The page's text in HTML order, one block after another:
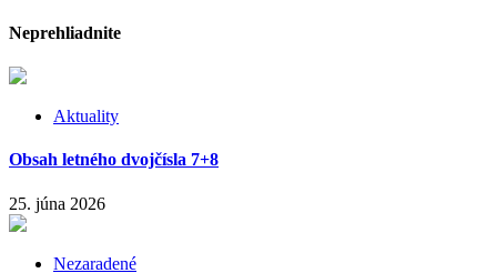
Neprehliadnite
Aktuality
Obsah letného dvojčísla 7+8
25. júna 2026
Nezaradené